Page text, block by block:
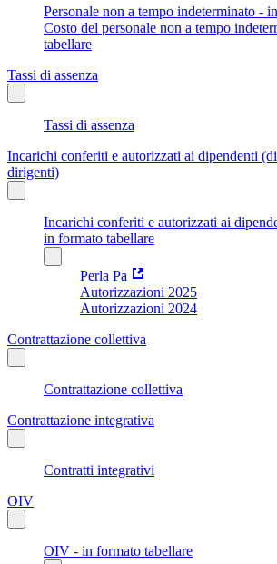
Personale non a tempo indeterminato -
Costo del personale non a tempo
tabellare
Tassi di assenza
Tassi di assenza
Incarichi conferiti e autorizzati ai dipendenti
dirigenti)
Incarichi conferiti e autorizzati ai
in formato tabellare
Perla Pa
Autorizzazioni 2025
Autorizzazioni 2024
Contrattazione collettiva
Contrattazione collettiva
Contrattazione integrativa
Contratti integrativi
OIV
OIV - in formato tabellare